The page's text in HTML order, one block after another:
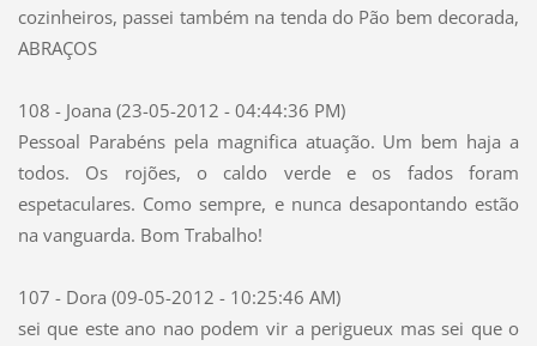
cozinheiros, passei também na tenda do Pão bem decorada,
ABRAÇOS
108 - Joana (23-05-2012 - 04:44:36 PM)
Pessoal Parabéns pela magnifica atuação. Um bem haja a
todos. Os rojões, o caldo verde e os fados foram
espetaculares. Como sempre, e nunca desapontando estão
na vanguarda. Bom Trabalho!
107 - Dora (09-05-2012 - 10:25:46 AM)
sei que este ano nao podem vir a perigueux mas sei que o